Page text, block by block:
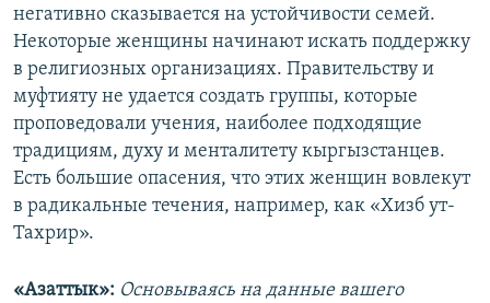
негативно сказывается на устойчивости семей.
Некоторые женщины начинают искать поддержку
в религиозных организациях. Правительству и
муфтияту не удается создать группы, которые
проповедовали учения, наиболее подходящие
традициям, духу и менталитету кыргызстанцев.
Есть большие опасения, что этих женщин вовлекут
в радикальные течения, например, как «Хизб ут-
Тахрир».
«Азаттык»: Основываясь на данные вашего